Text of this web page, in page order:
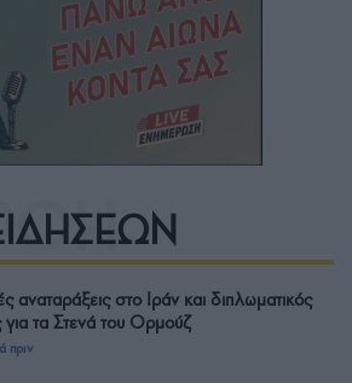
αναταράξεις στο Ιράν και διπλωματικός
για τα Στενά του Ορμούζ
πριν